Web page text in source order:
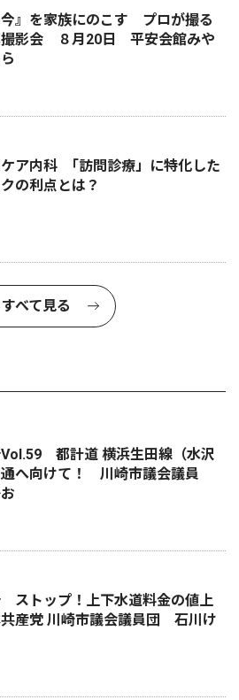
今』を家族にのこす プロが撮る
撮影会 ８月20日 平安会館みや
ア内科 ｢訪問診療」に特化した
の利点とは？
すべて見る
都計道 横浜生田線（水沢
通へ向けて！ 川崎市議会議員
ストップ！上下水道料金の値上
産党 川崎市議会議員団 石川け